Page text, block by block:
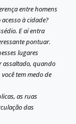
entre homens
à cidade?
E aí entra
pontuar.
lugares
assaltado, quando
tem medo de
as ruas
das